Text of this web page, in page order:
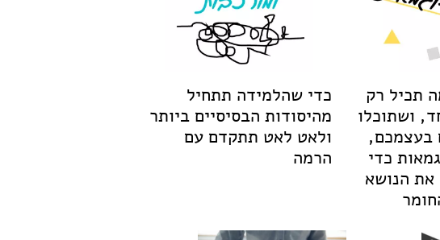
תכיל רק
ושתוכלו
בעצמכם,
כדי
את הנושא
כדי שהלמידה תתחיל
מהיסודות הבסיסיים ביותר
ולאט לאט תתקדם עם
הרמה